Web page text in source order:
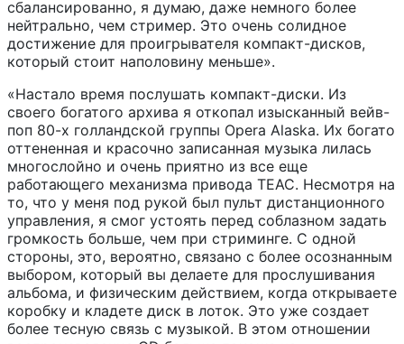
сбалансированно, я думаю, даже немного более
нейтрально, чем стример. Это очень солидное
достижение для проигрывателя компакт-дисков,
который стоит наполовину меньше».
«Настало время послушать компакт-диски. Из
своего богатого архива я откопал изысканный вейв-
поп 80-х голландской группы Opera Alaska. Их богато
оттененная и красочно записанная музыка лилась
многослойно и очень приятно из все еще
работающего механизма привода TEAC. Несмотря на
то, что у меня под рукой был пульт дистанционного
управления, я смог устоять перед соблазном задать
громкость больше, чем при стриминге. С одной
стороны, это, вероятно, связано с более осознанным
выбором, который вы делаете для прослушивания
альбома, и физическим действием, когда открываете
коробку и кладете диск в лоток. Это уже создает
более тесную связь с музыкой. В этом отношении